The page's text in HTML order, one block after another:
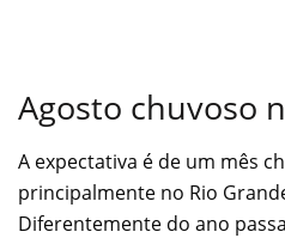
Agosto chuvoso
A expectativa é de um mês
principalmente no Rio
Diferentemente do ano